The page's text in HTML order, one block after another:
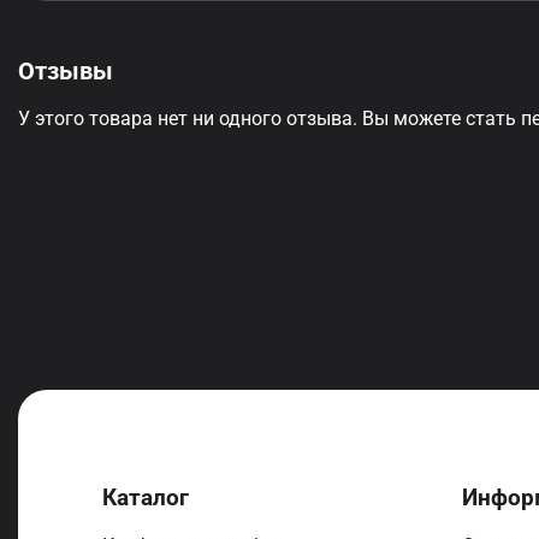
Отзывы
У этого товара нет ни одного отзыва. Вы можете стать
Каталог